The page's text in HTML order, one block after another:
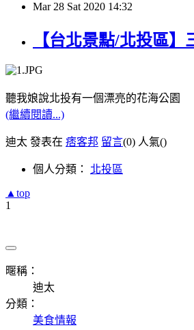
Mar 28 Sat 2020 14:32
【台北景點/北投區
聽我娘說北投有一個漂亮的花海公園
(繼續閱讀...)
迪太 發表在 痞客邦 留言(0) 人氣()
個人分類： 北投區
▲top
1
暱稱：
迪太
分類：
美食情報